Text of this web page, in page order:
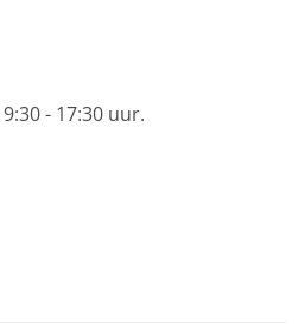
- 17:30 uur.